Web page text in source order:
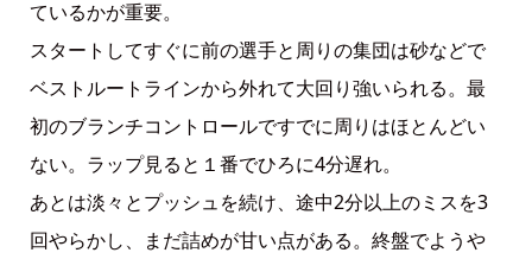
ているかが重要。
スタートしてすぐに前の選手と周りの集団は砂などで
ベストルートラインから外れて大回り強いられる。最
初のブランチコントロールですでに周りはほとんどい
ない。ラップ見ると１番でひろに4分遅れ。
あとは淡々とプッシュを続け、途中2分以上のミスを3
回やらかし、まだ詰めが甘い点がある。終盤でようや